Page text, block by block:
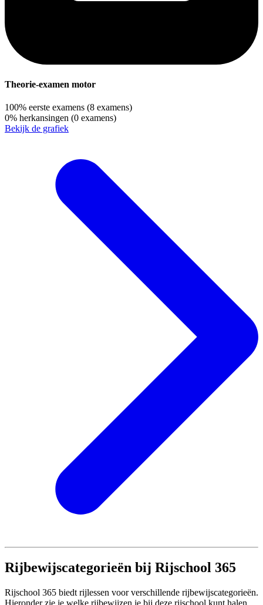
Theorie-examen motor
100% eerste examens (8 examens)
0% herkansingen (0 examens)
Bekijk de grafiek
Rijbewijscategorieën bij Rijschool 365
Rijschool 365 biedt rijlessen voor verschillende rijbewijscategorieën.